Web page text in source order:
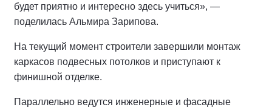
будет приятно и интересно здесь учиться», —
поделилась Альмира Зарипова.
На текущий момент строители завершили монтаж
каркасов подвесных потолков и приступают к
финишной отделке.
Параллельно ведутся инженерные и фасадные